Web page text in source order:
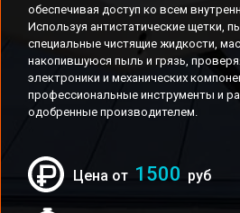
обеспечивая доступ ко всем
Используя антистатические щетки,
специальные чистящие жидкости,
накопившуюся пыль и грязь,
электроники и механических
профессиональные инструменты и
одобренные производителем.
Цена от 1500 руб